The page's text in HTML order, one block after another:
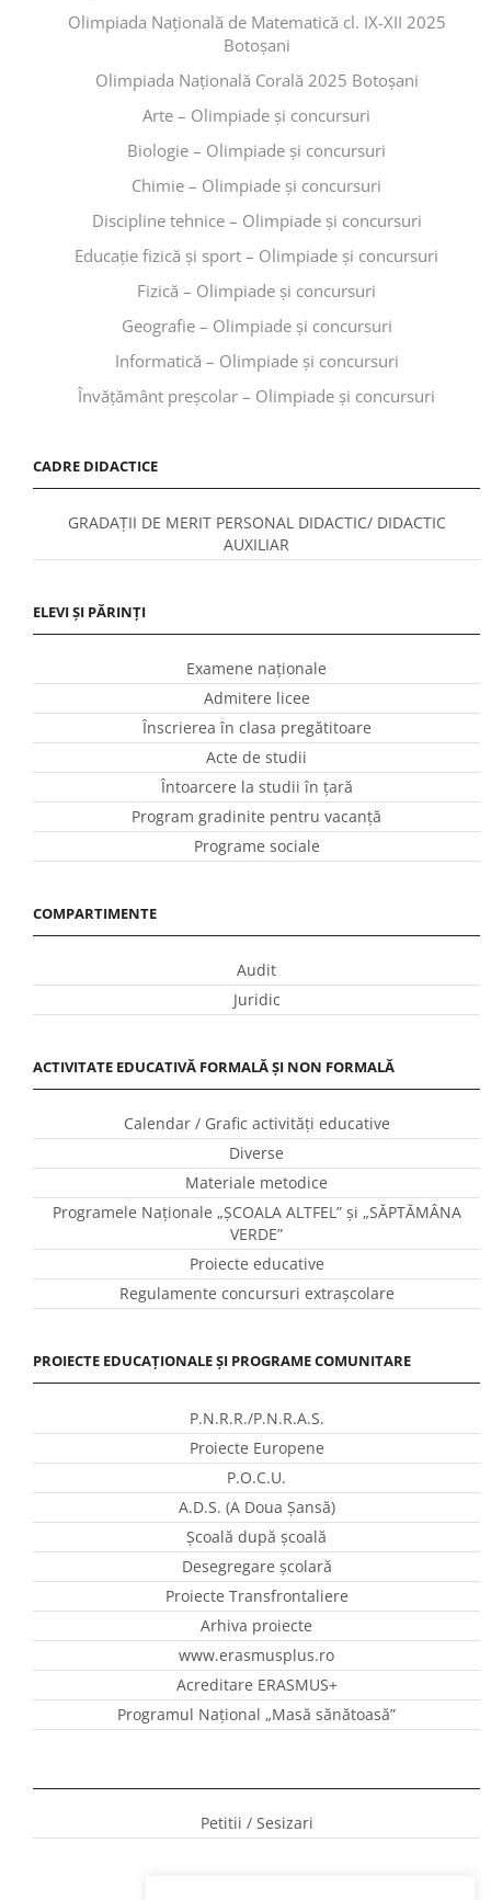
Olimpiada Națională de Matematică cl. IX-XII 2025
Botoșani
Olimpiada Națională Corală 2025 Botoșani
Arte – Olimpiade și concursuri
Biologie – Olimpiade și concursuri
Chimie – Olimpiade și concursuri
Discipline tehnice – Olimpiade și concursuri
Educaţie fizică şi sport – Olimpiade și concursuri
Fizică – Olimpiade și concursuri
Geografie – Olimpiade și concursuri
Informatică – Olimpiade și concursuri
Învăţământ preşcolar – Olimpiade și concursuri
CADRE DIDACTICE
GRADAȚII DE MERIT PERSONAL DIDACTIC/ DIDACTIC
AUXILIAR
ELEVI ȘI PĂRINȚI
Examene naționale
Admitere licee
Înscrierea în clasa pregătitoare
Acte de studii
Întoarcere la studii în ţară
Program gradinite pentru vacanţă
Programe sociale
COMPARTIMENTE
Audit
Juridic
ACTIVITATE EDUCATIVĂ FORMALĂ ȘI NON FORMALĂ
Calendar / Grafic activităţi educative
Diverse
Materiale metodice
Programele Naţionale „ŞCOALA ALTFEL” și „SĂPTĂMÂNA
VERDE”
Proiecte educative
Regulamente concursuri extraşcolare
PROIECTE EDUCAȚIONALE ȘI PROGRAME COMUNITARE
P.N.R.R./P.N.R.A.S.
Proiecte Europene
P.O.C.U.
A.D.S. (A Doua Șansă)
Școală după școală
Desegregare școlară
Proiecte Transfrontaliere
Arhiva proiecte
www.erasmusplus.ro
Acreditare ERASMUS+
Programul Național „Masă sănătoasă”
Petitii / Sesizari